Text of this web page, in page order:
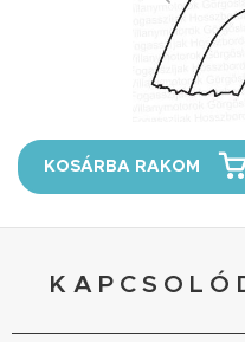
KOSÁRBA RAKOM